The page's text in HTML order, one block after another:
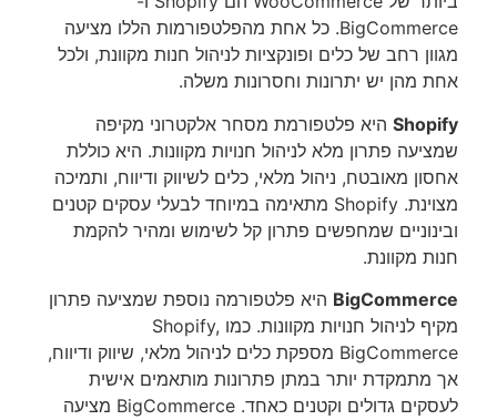
BigCommerce. כל אחת מהפלטפורמות הללו מציעה
מגוון רחב של כלים ופונקציות לניהול חנות מקוונת, ולכל
אחת מהן יש יתרונות וחסרונות משלה.
Shopify היא פלטפורמת מסחר אלקטרוני מקיפה
שמציעה פתרון מלא לניהול חנויות מקוונות. היא כוללת
אחסון מאובטח, ניהול מלאי, כלים לשיווק ודיווח, ותמיכה
מצוינת. Shopify מתאימה במיוחד לבעלי עסקים קטנים
ובינוניים שמחפשים פתרון קל לשימוש ומהיר להקמת
חנות מקוונת.
BigCommerce היא פלטפורמה נוספת שמציעה פתרון
מקיף לניהול חנויות מקוונות. כמו Shopify,
BigCommerce מספקת כלים לניהול מלאי, שיווק ודיווח,
אך מתמקדת יותר במתן פתרונות מותאמים אישית
לעסקים גדולים וקטנים כאחד. BigCommerce מציעה